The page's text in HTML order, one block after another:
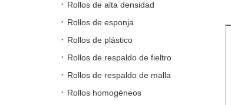
Rollos de alta densidad
Rollos de esponja
Rollos de plástico
Rollos de respaldo de fieltro
Rollos de respaldo de malla
Rollos homogéneos